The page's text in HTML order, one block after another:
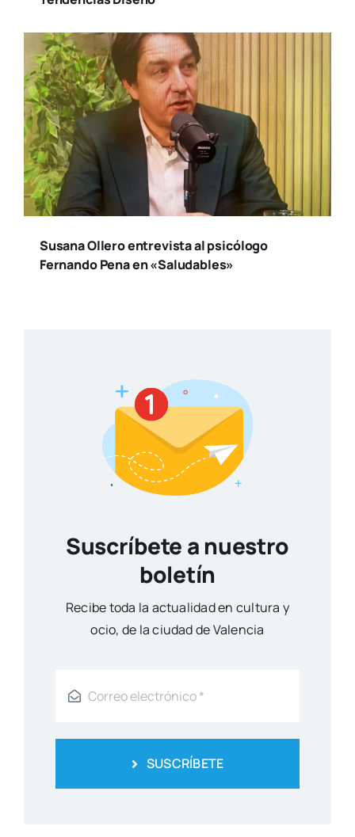
Susana Ollero entrevista al psicólogo
Fernando Pena en «Saludables»
Suscríbete a nuestro
boletín
Reci­be toda la actua­li­dad en cul­tu­ra y
ocio, de la ciu­dad de Valen­cia
SUSCRÍBETE